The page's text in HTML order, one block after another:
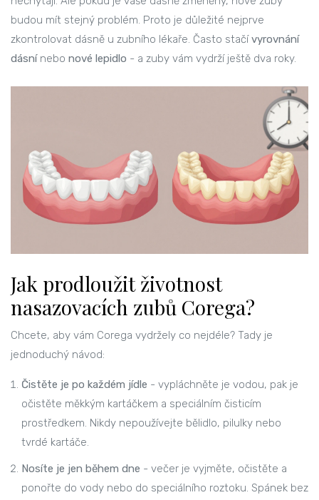
budou mít stejný problém. Proto je důležité nejprve
zkontrolovat dásně u zubního lékaře. Často stačívyrovnání
dásnínebo nové lepidlo - a zuby vám vydrží ještě dva roky.
Jak prodloužit životnost
nasazovacích zubů Corega?
Chcete, aby vám Corega vydržely co nejdéle? Tady je
jednoduchý návod:
Čistěte je po každém jídle - vypláchněte je vodou, pak je
očistěte měkkým kartáčkem a speciálním čisticím
prostředkem. Nikdy nepoužívejte bělidlo, pilulky nebo
tvrdé kartáče.
Nosíte je jen během dne - večer je vyjměte, očistěte a
ponořte do vody nebo do speciálního roztoku. Spánek bez